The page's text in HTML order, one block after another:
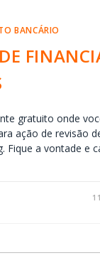
BANCÁRIO
gratuito onde
ação de revisão
Fique a vontade e